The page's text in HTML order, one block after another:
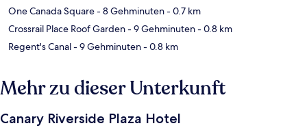
One Canada Square- 8 Gehminuten- 0.7 km
Crossrail Place Roof Garden- 9 Gehminuten- 0.8 km
Regent's Canal- 9 Gehminuten- 0.8 km
Mehr zu dieser Unterkunft
Canary Riverside Plaza Hotel